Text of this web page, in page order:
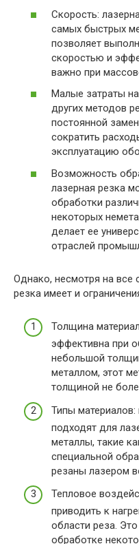
Скорость:
самых быстрых
позволяет
скоростью и
важно при
Малые затраты
других методов
постоянной
сократить
эксплуатацию
Возможность
лазерная резка
обработки
некоторых
делает ее
отраслей
Однако, несмотря на все
резка имеет и
Толщина
эффективна при
небольшой
металлом, этот
толщиной не
Типы
подходят для
металлы, такие
специальной
резаны лазером
Тепловое
приводить к
области реза.
обработке